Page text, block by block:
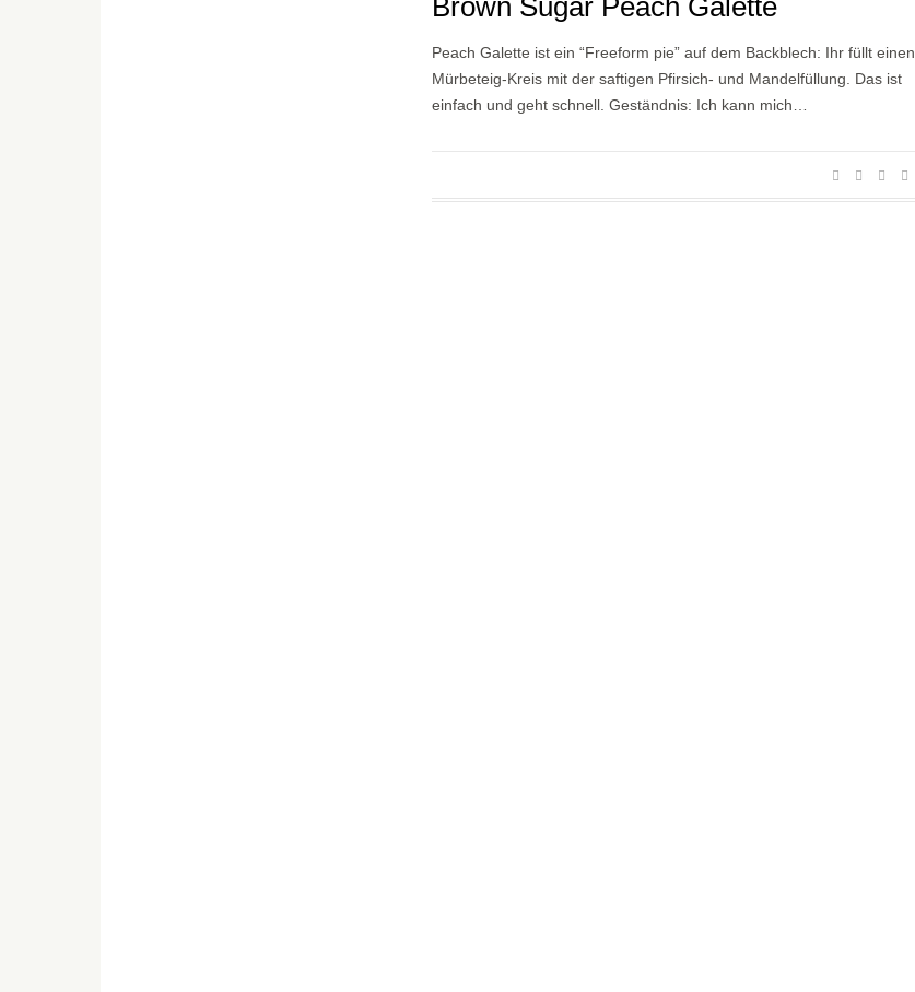
Brown Sugar Peach Galette
Peach Galette ist ein “Freeform pie” auf dem Backblech: Ihr füllt einen
Mürbeteig-Kreis mit der saftigen Pfirsich- und Mandelfüllung. Das ist
einfach und geht schnell. Geständnis: Ich kann mich…